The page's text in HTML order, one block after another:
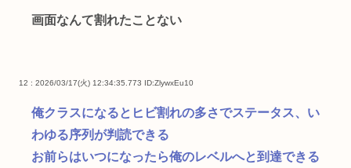
画面なんて割れたことない
12 : 2026/03/17(火) 12:34:35.773 ID:ZlywxEu10
俺クラスになるとヒビ割れの多さでステータス、い
わゆる序列が判読できる
お前らはいつになったら俺のレベルへと到達できる